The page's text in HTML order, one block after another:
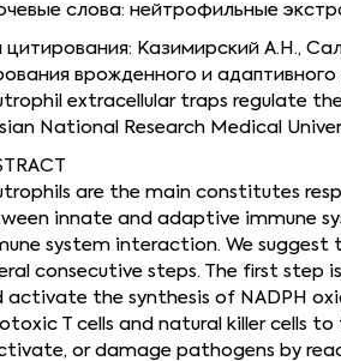
слова: нейтрофильные
цитирования: Казимирский А.Н.,
врожденного и
extracellular traps regulate
National Research Medical
are the main constitutes
innate and adaptive immune
system interaction. We
consecutive steps. The first
activate the synthesis of NADPH
T cells and natural killer cells
or damage pathogens by